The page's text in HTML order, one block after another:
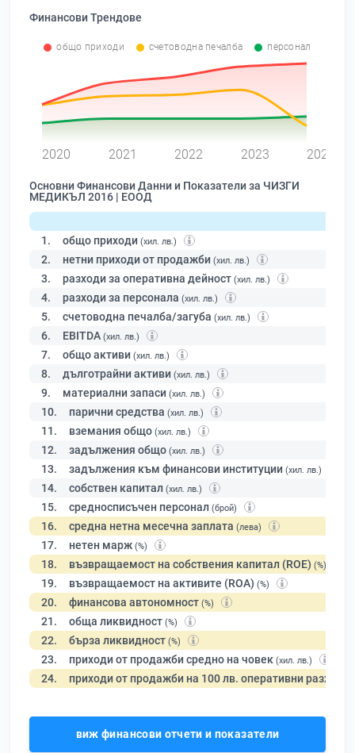
Финансови Трендове
общо приходи счетоводна печалба персонал
2020 2021 2022 2023 2024
Основни Финансови Данни и Показатели за ЧИЗГИ
МЕДИКЪЛ 2016 | ЕООД
1. общо приходи (хил. лв.)
2. нетни приходи от продажби (хил. лв.)
3. разходи за оперативна дейност (хил. лв.)
4. разходи за персонала (хил. лв.)
5. счетоводна печалба/загуба (хил. лв.)
6. EBITDA (хил. лв.)
7. общо активи (хил. лв.)
8. дълготрайни активи (хил. лв.)
9. материални запаси (хил. лв.)
10. парични средства (хил. лв.)
11. вземания общо (хил. лв.)
12. задължения общо (хил. лв.)
13. задължения към финансови институции (хил. лв.)
14. собствен капитал (хил. лв.)
15. средносписъчен персонал (брой)
16. средна нетна месечна заплата (лева)
17. нетен марж (%)
18. възвращаемост на собствения капитал (ROE) (%)
19. възвращаемост на активите (ROA) (%)
20. финансова автономност (%)
21. обща ликвидност (%)
22. бърза ликвидност (%)
23. приходи от продажби средно на човек (хил. лв.)
24. приходи от продажби на 100 лв. оперативни разходи
виж финансови отчети и показатели